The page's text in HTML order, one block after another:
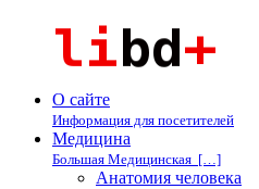
О сайте
Информация для посетителей
Медицина
Большая Медицинская […]
Анатомия человека